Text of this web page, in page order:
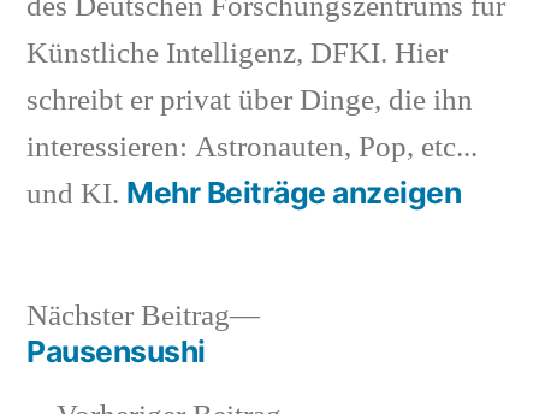
Künstliche Intelligenz, DFKI. Hier
schreibt er privat über Dinge, die ihn
interessieren: Astronauten, Pop, etc...
und KI. Mehr Beiträge anzeigen
Beitragsnavigation
Nächster Beitrag
Nächster
Pausensushi